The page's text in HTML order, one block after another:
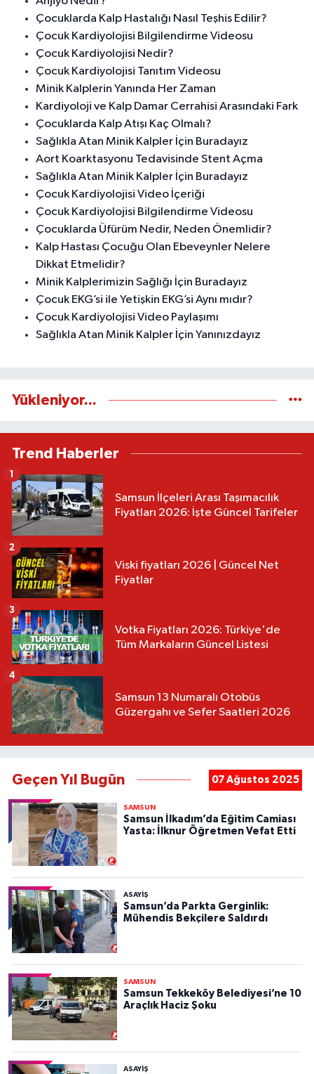
Çocuklarda Kalp Hastalığı Nasıl Teşhis Edilir?
Çocuk Kardiyolojisi Bilgilendirme Videosu
Çocuk Kardiyolojisi Nedir?
Çocuk Kardiyolojisi Tanıtım Videosu
Minik Kalplerin Yanında Her Zaman
Kardiyoloji ve Kalp Damar Cerrahisi Arasındaki Fark
Çocuklarda Kalp Atışı Kaç Olmalı?
Sağlıkla Atan Minik Kalpler İçin Buradayız
Aort Koarktasyonu Tedavisinde Stent Açma
Sağlıkla Atan Minik Kalpler İçin Buradayız
Çocuk Kardiyolojisi Video İçeriği
Çocuk Kardiyolojisi Bilgilendirme Videosu
Çocuklarda Üfürüm Nedir, Neden Önemlidir?
Kalp Hastası Çocuğu Olan Ebeveynler Nelere
Dikkat Etmelidir?
Minik Kalplerimizin Sağlığı İçin Buradayız
Çocuk EKG’si ile Yetişkin EKG’si Aynı mıdır?
Çocuk Kardiyolojisi Video Paylaşımı
Sağlıkla Atan Minik Kalpler İçin Yanınızdayız
Yükleniyor...
Trend Haberler
Samsun İlçeleri Arası Taşımacılık
Fiyatları 2026: İşte Güncel Tarifeler
1
Viski fiyatları 2026 | Güncel Net
Fiyatlar
2
Votka Fiyatları 2026: Türkiye'de
Tüm Markaların Güncel Listesi
3
Samsun 13 Numaralı Otobüs
Güzergahı ve Sefer Saatleri 2026
4
Geçen Yıl Bugün 07 Ağustos 2025
SAMSUN
Samsun İlkadım’da Eğitim Camiası
Yasta: İlknur Öğretmen Vefat Etti
ASAYIŞ
Samsun’da Parkta Gerginlik:
Mühendis Bekçilere Saldırdı
SAMSUN
Samsun Tekkeköy Belediyesi’ne 10
Araçlık Haciz Şoku
ASAYIŞ